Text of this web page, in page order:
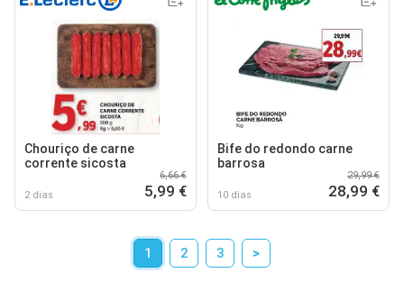
Chouriço de carne
corrente sicosta
2 dias
6,66 €
5,99 €
Bife do redondo carne
barrosa
10 dias
29,99 €
28,99 €
1 2 3 >